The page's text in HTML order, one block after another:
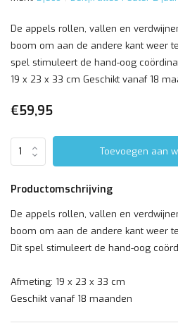
De appels rollen, vallen en
boom om aan de andere kant weer
spel stimuleert de hand-oog
19 x 23 x 33 cm Geschikt vanaf 18
€59,95
Toevoegen aan
Productomschrijving
De appels rollen, vallen en
boom om aan de andere kant weer
Dit spel stimuleert de hand-oog
Afmeting: 19 x 23 x 33 cm
Geschikt vanaf 18 maanden